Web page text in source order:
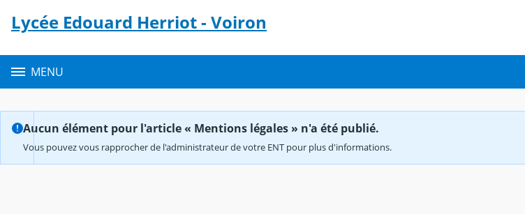
Contenu
Lycée Edouard Herriot - Voiron
MENU
Aucun élément pour l'article « Mentions légales » n'a été publié.
Vous pouvez vous rapprocher de l'administrateur de votre ENT pour plus d'informations.